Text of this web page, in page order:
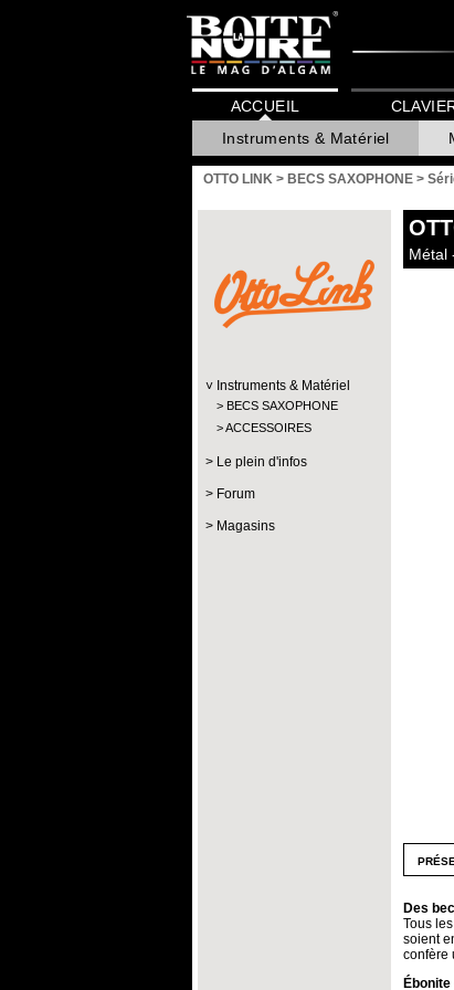
ACCUEIL
Instruments & Matériel
OTTO LINK > BECS SAXOPHONE >
Instruments & Matériel
BECS SAXOPHONE
ACCESSOIRES
Le plein d'infos
Forum
Magasins
Métal
Des
Tous
soient
confère